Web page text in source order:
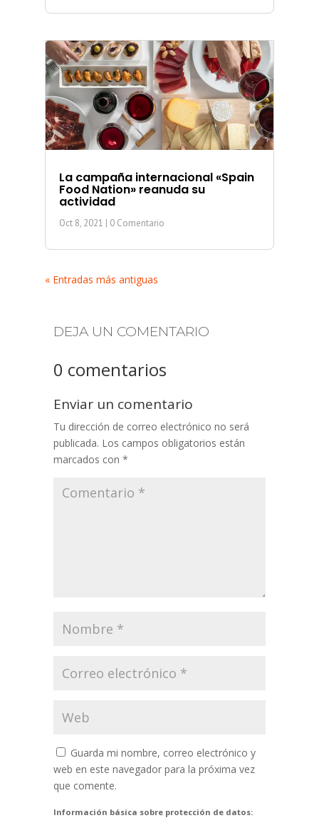
La campaña internacional «Spain
Food Nation» reanuda su
actividad
Oct 8, 2021 | 0 Comentario
« Entradas más antiguas
DEJA UN COMENTARIO
0 comentarios
Enviar un comentario
Tu dirección de correo electrónico no será
publicada. Los campos obligatorios están
marcados con *
Guarda mi nombre, correo electrónico y
web en este navegador para la próxima vez
que comente.
Información básica sobre protección de datos: